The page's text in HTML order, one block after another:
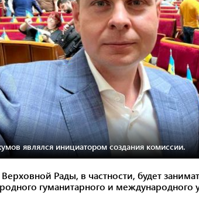
являлся инициатором создания комиссии.
Рады, в частности, будет
гуманитарного и международного